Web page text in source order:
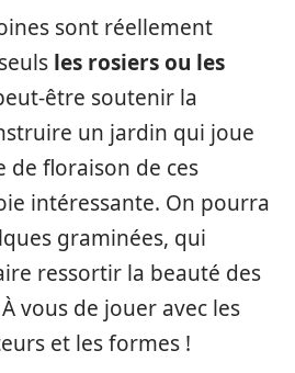
sont réellement
les rosiers ou les
être soutenir la
un jardin qui joue
de floraison de ces
intéressante. On pourra
graminées, qui
ressortir la beauté des
vous de jouer avec les
et les formes !